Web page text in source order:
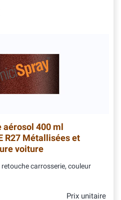
aérosol 400 ml
R27 Métallisées et
voiture
carrosserie, couleur
Prix unitaire